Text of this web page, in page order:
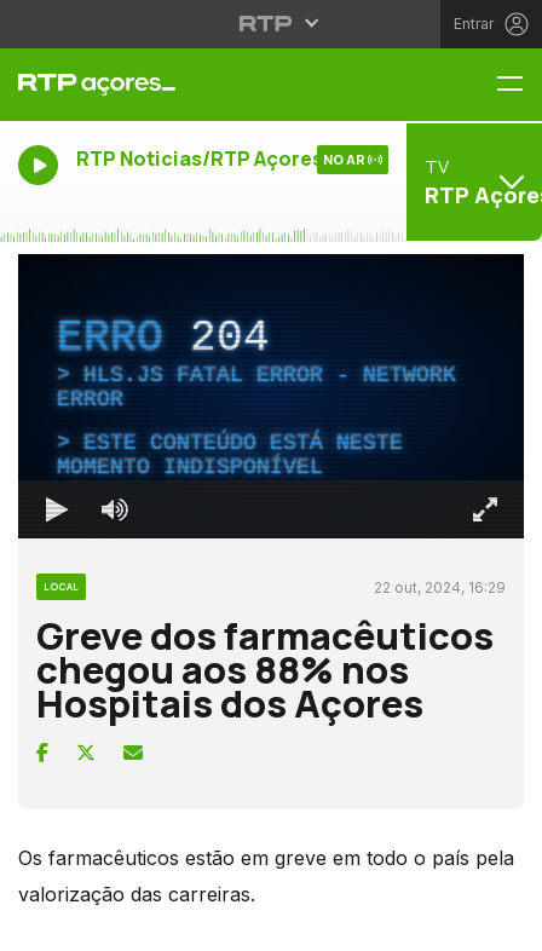
Entrar
RTP Noticias/RTP Açores NO AR TV
RTP
ERRO204
HLS.JS FATAL ERROR - NETWORK
ERROR
ESTE CONTEÚDO ESTÁ NESTE
MOMENTO INDISPONÍVEL
LOCAL 22 out, 2024, 16:29
Greve dos farmacêuticos
chegou aos 88% nos
Hospitais dos Açores
Os farmacêuticos estão em greve em todo o país pela
valorização das carreiras.